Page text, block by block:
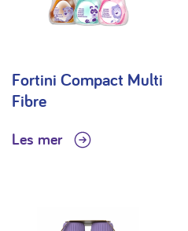
Fortini Compact Multi
Fibre
Les mer